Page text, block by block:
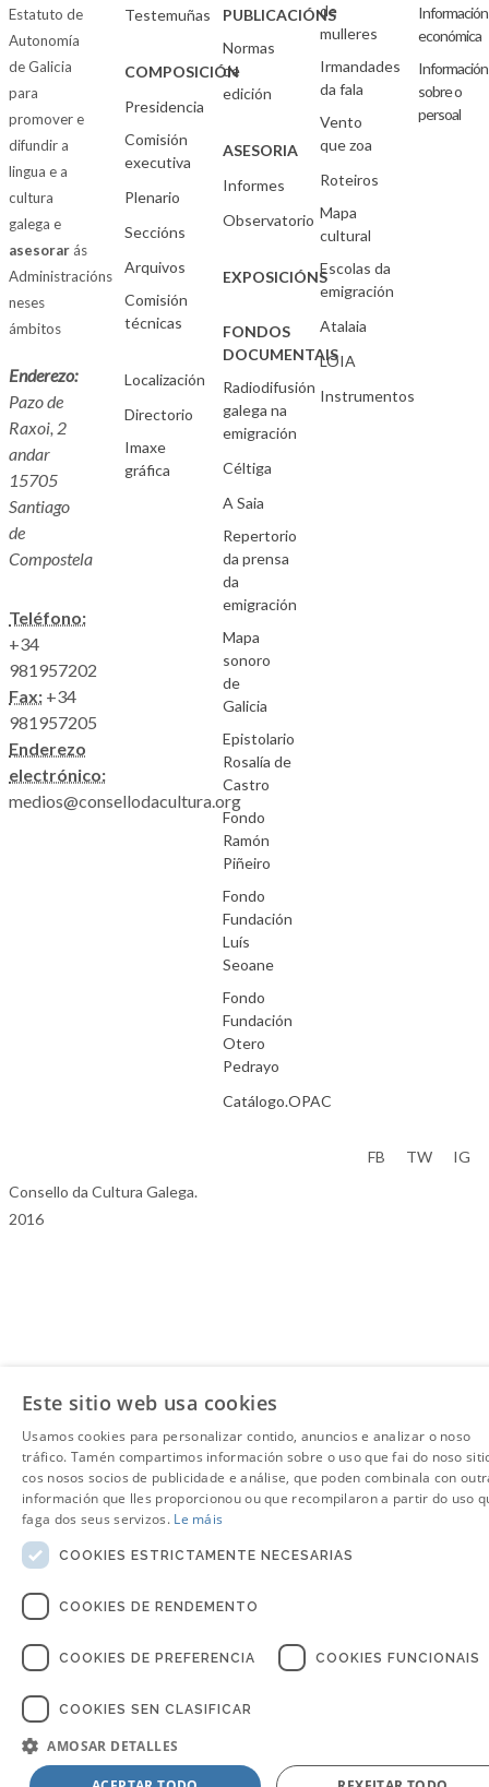
Estatuto de
Autonomía
de Galicia
para
promover e
difundir a
lingua e a
cultura
galega e
asesorarás
Administracións
neses
ámbitos
Enderezo:
Pazo de
Raxoi, 2
andar
15705
Santiago
de
Compostela
Teléfono:
+34
981957202
Fax: +34
981957205
Enderezo
electrónico:
medios@consellodacultura.org
Testemuñas
COMPOSICIÓN
Presidencia
Comisión
executiva
Plenario
Seccións
Arquivos
Comisión
técnicas
Localización
Directorio
Imaxe
gráfica
PUBLICACIÓNS
Normas
de
edición
ASESORIA
Informes
Observatorio
EXPOSICIÓNS
FONDOS
DOCUMENTAIS
Radiodifusión
galega na
emigración
Céltiga
A Saia
Repertorio
da prensa
da
emigración
Mapa
sonoro
de
Galicia
Epistolario
Rosalía de
Castro
Fondo
Ramón
Piñeiro
Fondo
Fundación
Luís
Seoane
Fondo
Fundación
Otero
Pedrayo
Catálogo.OPAC
de
mulleres
Irmandades
da fala
Vento
que zoa
Roteiros
Mapa
cultural
Escolas da
emigración
Atalaia
LOIA
Instrumentos
Información
económica
Información
sobre o
persoal
Consello da Cultura Galega.
2016
FB TW IG
Este sitio web usa cookies
Usamos cookies para personalizar contido, anuncios e analizar o noso
tráfico. Tamén compartimos información sobre o uso que fai do noso
cos nosos socios de publicidade e análise, que poden combinala con
información que lles proporcionou ou que recompilaron a partir do uso
faga dos seus servizos. Le máis
COOKIES ESTRICTAMENTE NECESARIAS
COOKIES DE RENDEMENTO
COOKIES DE PREFERENCIA COOKIES FUNCIONAIS
COOKIES SEN CLASIFICAR
AMOSAR DETALLES